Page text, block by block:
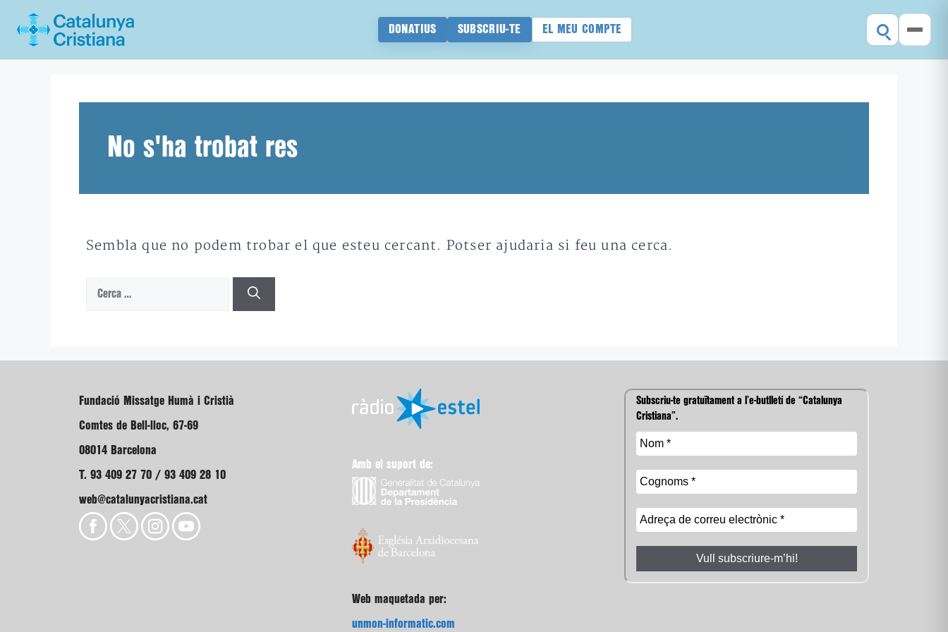
DONATIUS SUBSCRIU-TE EL MEU COMPTE
No s'ha trobat res
Sembla que no podem trobar el que esteu cercant. Potser ajudaria si feu una cerca.
Cerca:
Fundació Missatge Humà i Cristià
Comtes de Bell-lloc, 67-69
08014 Barcelona
T. 93 409 27 70 / 93 409 28 10
web@catalunyacristiana.cat
Amb el suport de:
Web maquetada per:
unmon-informatic.com
Subscriu-te gratuïtament a l’e-butlletí de “Catalunya
Cristiana”.